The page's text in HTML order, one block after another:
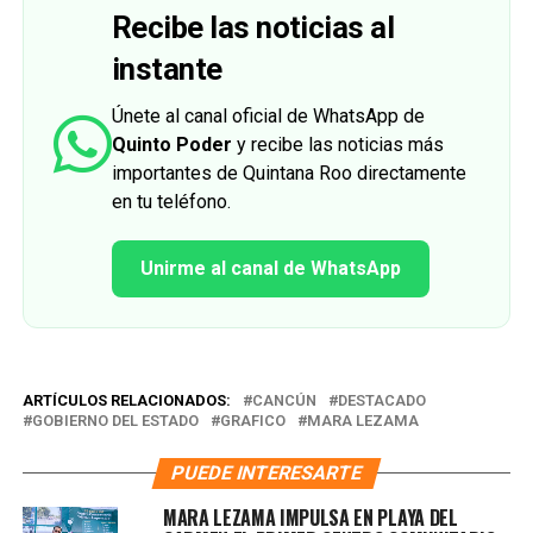
Recibe las noticias al
instante
Únete al canal oficial de WhatsApp de
Quinto Poder y recibe las noticias más
importantes de Quintana Roo directamente
en tu teléfono.
Unirme al canal de WhatsApp
ARTÍCULOS RELACIONADOS: CANCÚN
DESTACADO
GOBIERNO DEL ESTADO
GRAFICO MARA LEZAMA
PUEDE INTERESARTE
MARA LEZAMA IMPULSA EN PLAYA DEL